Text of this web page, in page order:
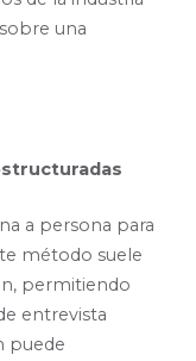
una
a persona para
método suele
permitiendo
entrevista
puede